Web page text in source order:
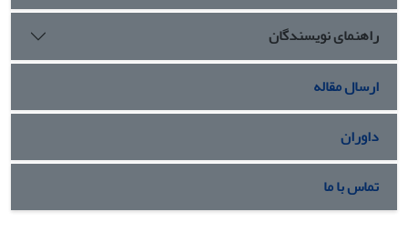
راهنمای نویسندگان
ارسال مقاله
داوران
تماس با ما